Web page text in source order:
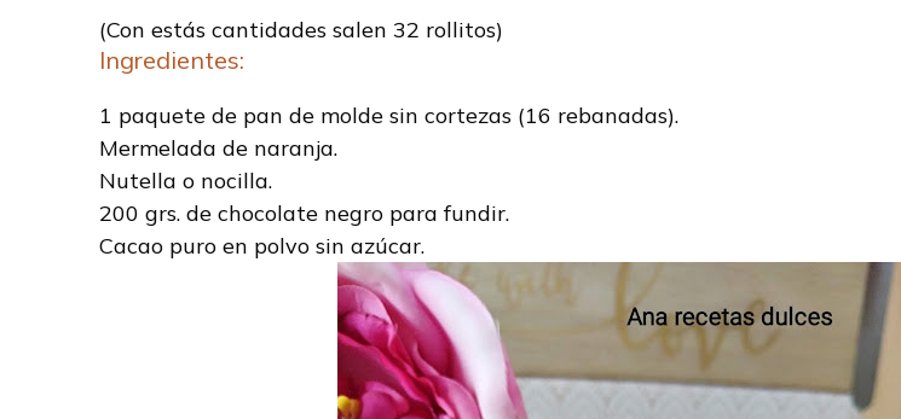
(Con estás cantidades salen 32 rollitos)
Ingredientes:
1 paquete de pan de molde sin cortezas (16 rebanadas).
Mermelada de naranja.
Nutella o nocilla.
200 grs. de chocolate negro para fundir.
Cacao puro en polvo sin azúcar.